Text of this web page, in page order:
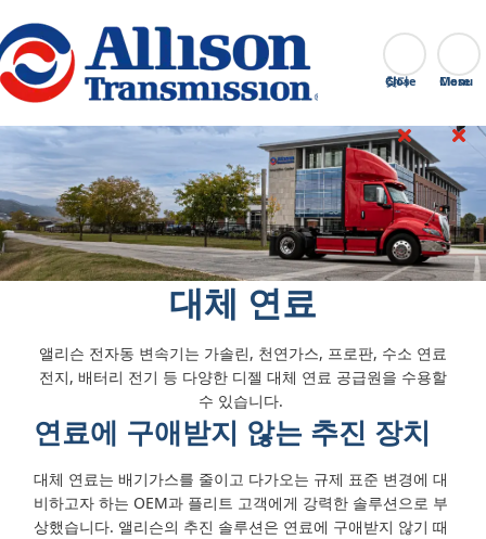
Go Home 찾다
Close
대체 연료
앨리슨 전자동 변속기는 가솔린, 천연가스, 프로판, 수소 연료
전지, 배터리 전기 등 다양한 디젤 대체 연료 공급원을 수용할
수 있습니다.
연료에 구애받지 않는 추진 장치
대체 연료는 배기가스를 줄이고 다가오는 규제 표준 변경에 대
비하고자 하는 OEM과 플리트 고객에게 강력한 솔루션으로 부
상했습니다. 앨리슨의 추진 솔루션은 연료에 구애받지 않기 때